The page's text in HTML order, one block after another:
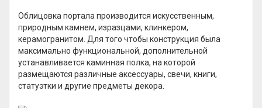
Облицовка портала производится искусственным,
природным камнем, изразцами, клинкером,
керамогранитом. Для того чтобы конструкция была
максимально функциональной, дополнительной
устанавливается каминная полка, на которой
размещаются различные аксессуары, свечи, книги,
статуэтки и другие предметы декора.